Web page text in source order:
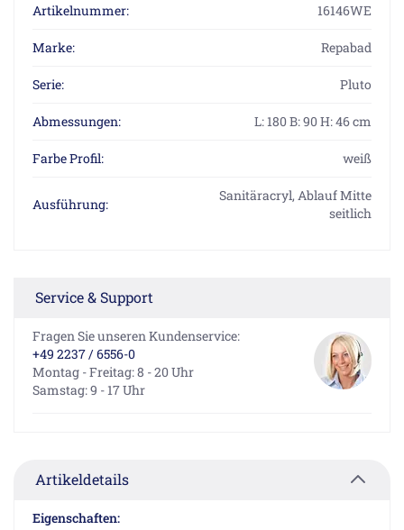
Artikelnummer: 16146WE
Marke: Repabad
Serie: Pluto
Abmessungen: L: 180 B: 90 H: 46 cm
Farbe Profil: weiß
Ausführung:
Sanitäracryl, Ablauf Mitte
seitlich
Service & Support
Fragen Sie unseren Kundenservice:
+49 2237 / 6556-0
Montag - Freitag: 8 - 20 Uhr
Samstag: 9 - 17 Uhr
Artikeldetails
Eigenschaften: